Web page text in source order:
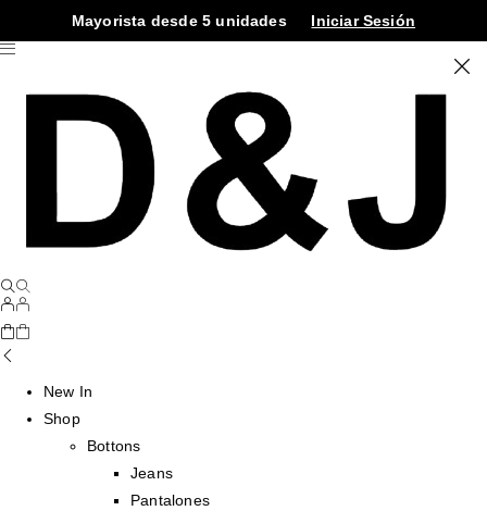
Mayorista desde 5 unidades Iniciar Sesión
New In
Shop
Bottons
Jeans
Pantalones